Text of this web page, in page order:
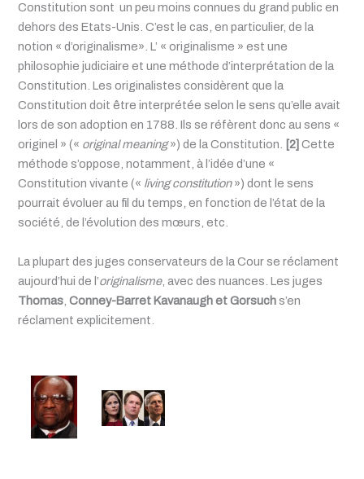
Constitution sont un peu moins connues du grand public en
dehors des Etats-Unis. C’est le cas, en particulier, de la
notion « d’originalisme». L’ « originalisme » est une
philosophie judiciaire et une méthode d’interprétation de la
Constitution. Les originalistes considèrent que la
Constitution doit être interprétée selon le sens qu’elle avait
lors de son adoption en 1788. Ils se réfèrent donc au sens «
originel » (« original meaning») de la Constitution. [2] Cette
méthode s’oppose, notamment, à l’idée d’une «
Constitution vivante (« living constitution») dont le sens
pourrait évoluer au fil du temps, en fonction de l’état de la
société, de l’évolution des mœurs, etc.
La plupart des juges conservateurs de la Cour se réclament
aujourd’hui de l’originalisme, avec des nuances. Les juges
Thomas ,Conney-Barret Kavanaugh et Gorsuch s’en
réclament explicitement.